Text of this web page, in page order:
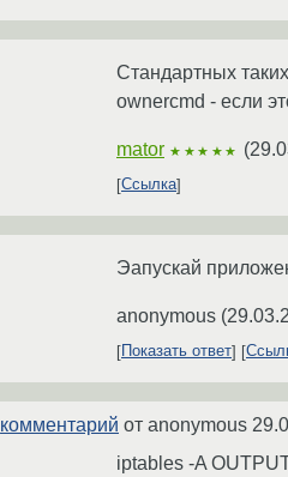
Стандартных
ownercmd - если
mator ★★★★★ (
Ссылка
Эапускай
anonymous (
Показать ответ
комментарий от anonymous
iptables -A